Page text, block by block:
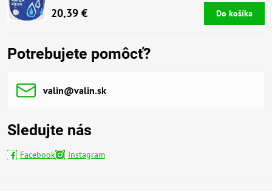
20,39 € Do košíka
Potrebujete pomôcť?
valin​@valin​.sk
Sledujte nás
Facebook Instagram